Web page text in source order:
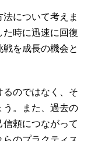
について考えま
た時に迅速に回復
を成長の機会と
のではなく、そ
う。また、過去の
頼につながって